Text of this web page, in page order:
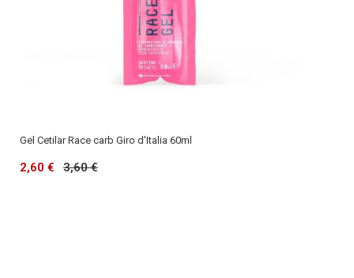
Gel Cetilar Race carb Giro d'Italia 60ml
2,60 € 3,60 €